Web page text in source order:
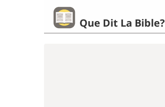
Que Dit La Bible?